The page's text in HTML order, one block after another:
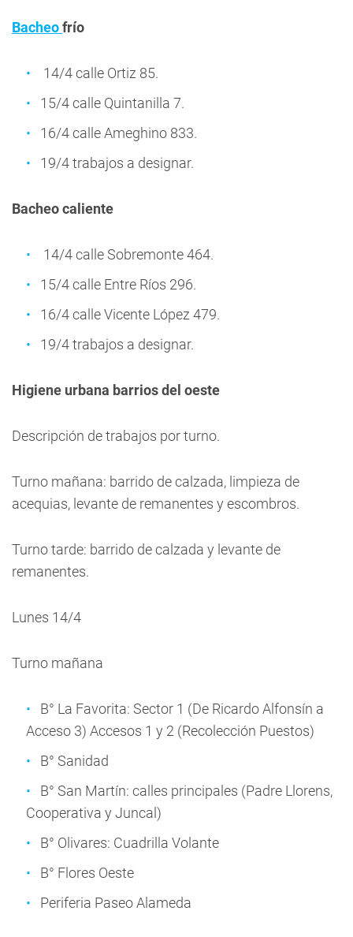
Bacheofrío
14/4 calle Ortiz 85.
15/4 calle Quintanilla 7.
16/4 calle Ameghino 833.
19/4 trabajos a designar.
Bacheo caliente
14/4 calle Sobremonte 464.
15/4 calle Entre Ríos 296.
16/4 calle Vicente López 479.
19/4 trabajos a designar.
Higiene urbana barrios del oeste
Descripción de trabajos por turno.
Turno mañana: barrido de calzada, limpieza de
acequias, levante de remanentes y escombros.
Turno tarde: barrido de calzada y levante de
remanentes.
Lunes 14/4
Turno mañana
B° La Favorita: Sector 1 (De Ricardo Alfonsín a
Acceso 3) Accesos 1 y 2 (Recolección Puestos)
B° Sanidad
B° San Martín: calles principales (Padre Llorens,
Cooperativa y Juncal)
B° Olivares: Cuadrilla Volante
B° Flores Oeste
Periferia Paseo Alameda